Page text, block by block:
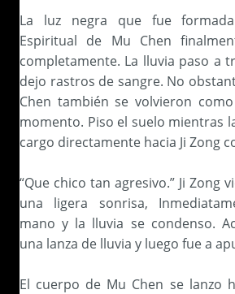
La luz negra que fue
Espiritual de Mu Chen
completamente. La lluvia paso a
dejo rastros de sangre. No
Chen también se volvieron
momento. Piso el suelo mientras
cargo directamente hacia Ji Zong
“Que chico tan agresivo.” Ji Zong
una ligera sonrisa,
mano y la lluvia se condenso.
una lanza de lluvia y luego fue a
El cuerpo de Mu Chen se lanzo